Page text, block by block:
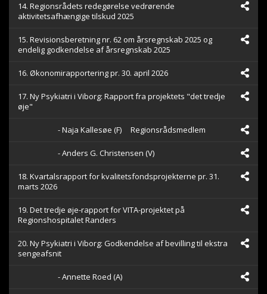
14. Regionsrådets redegørelse vedrørende
aktivitetsafhængige tilskud 2025
15. Revisionsberetning nr. 62 om årsregnskab 2025 og
endelig godkendelse af årsregnskab 2025
16. Økonomirapportering pr. 30. april 2026
17. Ny Psykiatri i Viborg: Rapport fra projektets "det tredje
øje"
- Naja Kallesøe (F) Regionsrådsmedlem
- Anders G. Christensen (V)
18. Kvartalsrapport for kvalitetsfondsprojekterne pr. 31.
marts 2026
19. Det tredje øje-rapport for VITA-projektet på
Regionshospitalet Randers
20. Ny Psykiatri i Viborg: Godkendelse af bevilling til ekstra
sengeafsnit
- Annette Roed (A)